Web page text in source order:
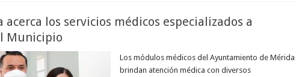
acerca los servicios médicos especializados a
Municipio
Los módulos médicos del Ayuntamiento de Mérida
brindan atención médica con diversos